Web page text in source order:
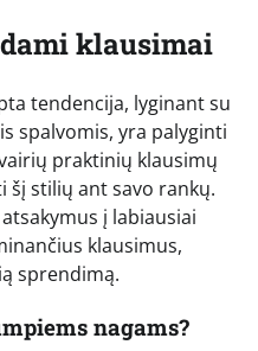
klausimai
tendencija, lyginant su
spalvomis, yra palyginti
praktinių klausimų
šį stilių ant savo rankų.
į labiausiai
klausimus,
sprendimą.
nagams?